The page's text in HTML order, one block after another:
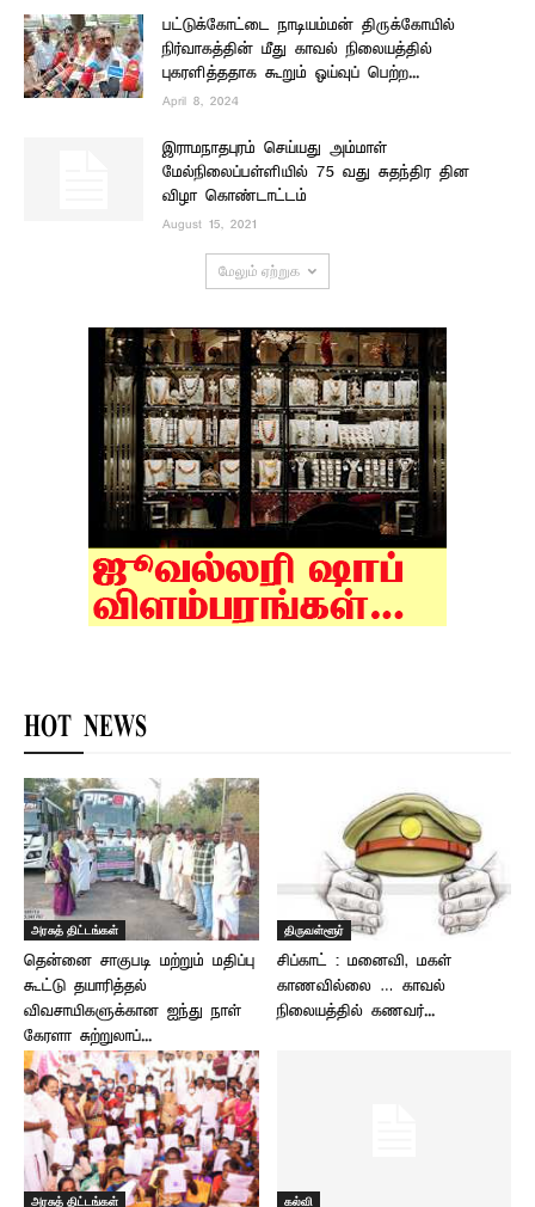
பட்டுக்கோட்டை நாடியம்மன் திருக்கோயில்
நிர்வாகத்தின் மீது காவல் நிலையத்தில்
புகரளித்ததாக கூறும் ஓய்வுப் பெற்ற...
April 8, 2024
இராமநாதபுரம் செய்யது அம்மாள்
மேல்நிலைப்பள்ளியில் 75 வது சுதந்திர தின
விழா கொண்டாட்டம்
August 15, 2021
மேலும் ஏற்றுக
HOT NEWS
அரசுத் திட்டங்கள்
தென்னை சாகுபடி மற்றும் மதிப்பு
கூட்டு தயாரித்தல்
விவசாயிகளுக்கான ஐந்து நாள்
கேரளா சுற்றுலாப்...
திருவள்ளூர்
சிப்காட் : மனைவி, மகள்
காணவில்லை … காவல்
நிலையத்தில் கணவர்...
அரசுத் திட்டங்கள் கல்வி